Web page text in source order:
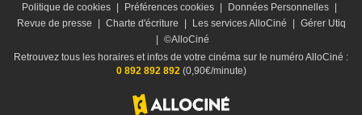
Politique de cookies
Préférences cookies Données Personnelles
Revue de presse
Charte d'écriture Les services AlloCiné
Gérer Utiq
©AlloCiné
Retrouvez tous les horaires et infos de votre cinéma sur le numéro AlloCiné :
0 892 892 892(0,90€/minute)